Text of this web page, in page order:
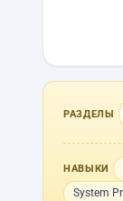
РАЗДЕЛЫ
НАВЫКИ
System